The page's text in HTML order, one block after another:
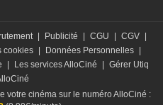
Publicité CGU CGV
cookies Données Personnelles
Les services AlloCiné
Gérer Utiq
votre cinéma sur le numéro AlloCiné :